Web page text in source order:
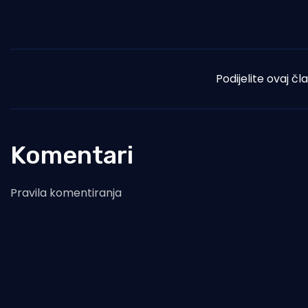
Podijelite ovaj
Komentari
Pravila komentiranja